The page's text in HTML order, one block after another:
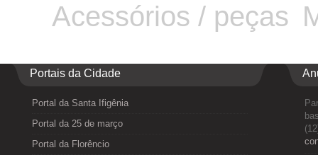
Acessórios / peças
Portais da Cidade
Portal da Santa Ifigênia
Portal da 25 de março
Portal da Florêncio